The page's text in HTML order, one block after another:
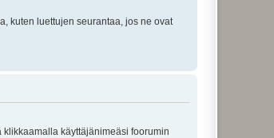
kuten luettujen seurantaa, jos ne ovat
käyttäjänimeäsi foorumin